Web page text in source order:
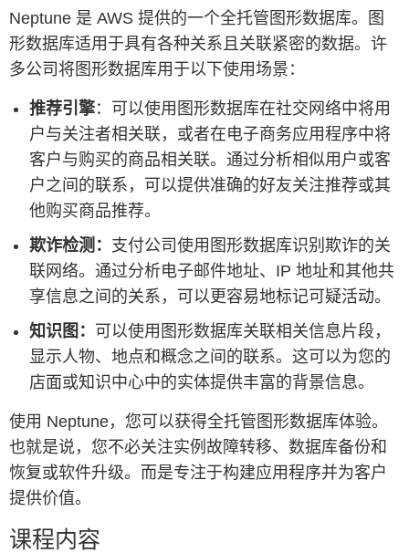
Neptune 是 AWS 提供的一个全托管图形数据库。图
形数据库适用于具有各种关系且关联紧密的数据。许
多公司将图形数据库用于以下使用场景：
推荐引擎：可以使用图形数据库在社交网络中将用
户与关注者相关联，或者在电子商务应用程序中将
客户与购买的商品相关联。通过分析相似用户或客
户之间的联系，可以提供准确的好友关注推荐或其
他购买商品推荐。
欺诈检测： 支付公司使用图形数据库识别欺诈的关
联网络。通过分析电子邮件地址、IP 地址和其他共
享信息之间的关系，可以更容易地标记可疑活动。
知识图： 可以使用图形数据库关联相关信息片段，
显示人物、地点和概念之间的联系。这可以为您的
店面或知识中心中的实体提供丰富的背景信息。
使用 Neptune，您可以获得全托管图形数据库体验。
也就是说，您不必关注实例故障转移、数据库备份和
恢复或软件升级。而是专注于构建应用程序并为客户
提供价值。
课程内容